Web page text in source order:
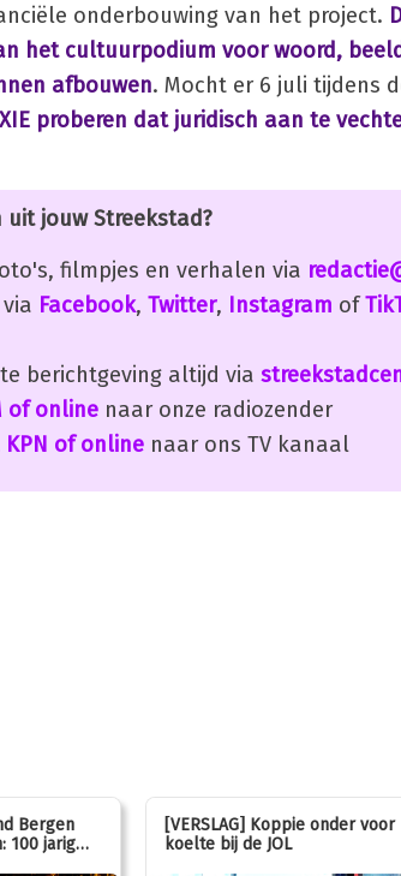
onderbouwing van het project.
het cultuurpodium voor woord,
afbouwen. Mocht er 6 juli tijdens
proberen dat juridisch aan te
uit jouw Streekstad?
filmpjes en verhalen via
Facebook, Twitter, Instagram of
berichtgeving altijd via
of online naar onze radiozender
KPN of online naar ons TV kanaal
Bergen
100 jarig
[VERSLAG] Koppie onder voor
koelte bij de JOL